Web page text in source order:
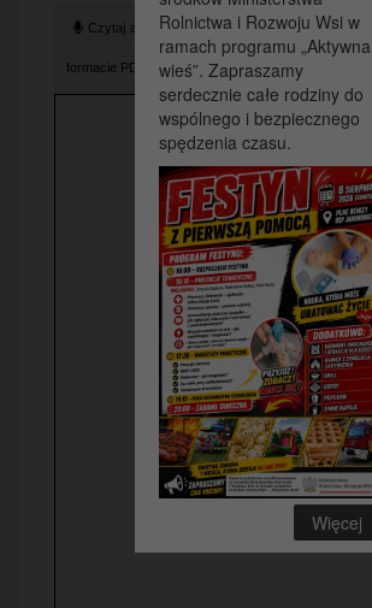
Rolnictwa i Rozwoju Wsi w
ramach programu „Aktywna
wieś”. Zapraszamy
serdecznie całe rodziny do
wspólnego i bezpiecznego
spędzenia czasu.
Więcej
Czytaj artykuł (lektor) Drukuj stronę
formacie PDF